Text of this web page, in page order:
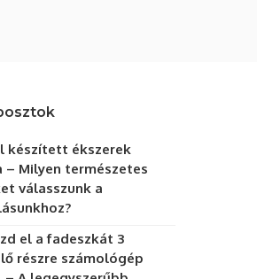
készített ékszerek
– Milyen természetes
válasszunk a
el a fadeszkát 3
részre számológép